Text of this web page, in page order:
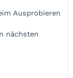
Ausprobieren
nächsten